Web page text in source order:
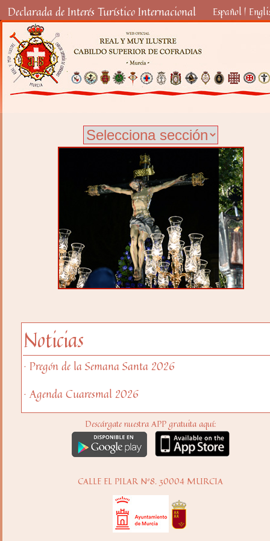
Declarada de Interés Turístico Internacional Español |
Noticias
· Pregón de la Semana Santa 2026
· Agenda Cuaresmal 2026
Descárgate nuestra APP gratuita aquí:
CALLE EL PILAR Nº8. 30004 MURCIA